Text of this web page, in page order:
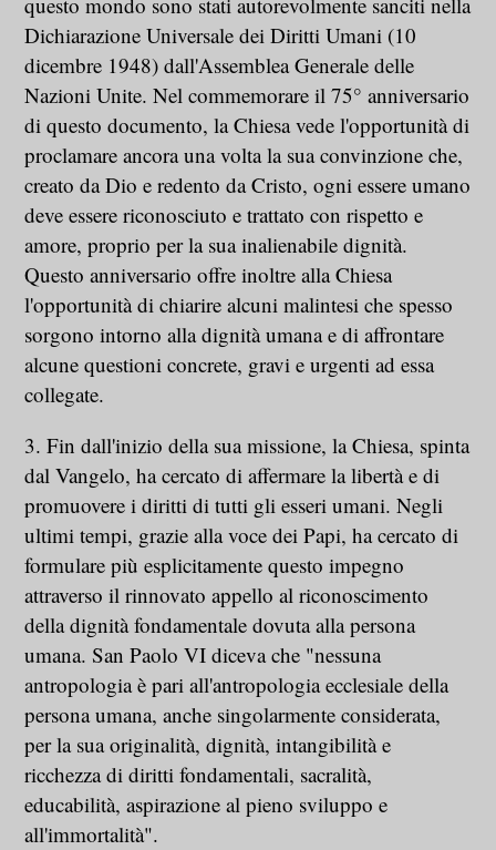
Dichiarazione Universale dei Diritti Umani (10
dicembre 1948) dall'Assemblea Generale delle
Nazioni Unite. Nel commemorare il 75° anniversario
di questo documento, la Chiesa vede l'opportunità di
proclamare ancora una volta la sua convinzione che,
creato da Dio e redento da Cristo, ogni essere umano
deve essere riconosciuto e trattato con rispetto e
amore, proprio per la sua inalienabile dignità.
Questo anniversario offre inoltre alla Chiesa
l'opportunità di chiarire alcuni malintesi che spesso
sorgono intorno alla dignità umana e di affrontare
alcune questioni concrete, gravi e urgenti ad essa
collegate.
3. Fin dall'inizio della sua missione, la Chiesa, spinta
dal Vangelo, ha cercato di affermare la libertà e di
promuovere i diritti di tutti gli esseri umani. Negli
ultimi tempi, grazie alla voce dei Papi, ha cercato di
formulare più esplicitamente questo impegno
attraverso il rinnovato appello al riconoscimento
della dignità fondamentale dovuta alla persona
umana. San Paolo VI diceva che "nessuna
antropologia è pari all'antropologia ecclesiale della
persona umana, anche singolarmente considerata,
per la sua originalità, dignità, intangibilità e
ricchezza di diritti fondamentali, sacralità,
educabilità, aspirazione al pieno sviluppo e
all'immortalità".